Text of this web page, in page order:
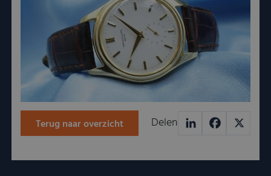
Terug naar overzicht
Delen
Functioneel Niet-geclassificeerd
Prestatie
Strikt noodzakelijke cookies maken de kernfunctionaliteiten van
de website mogelijk, zoals gebruikersaanmelding en
zonder de strikt noodzakelijke cookies.